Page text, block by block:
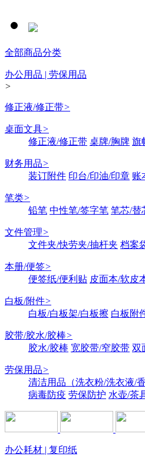
全部商品分类
办公用品 | 劳保用品
>
修正液/修正带>
桌面文具>
修正液/修正带 桌牌/胸牌 旗
财务用品>
装订附件 印台/印油/印章 账
笔类>
铅笔 中性笔/签字笔 笔芯/替
文件管理>
文件夹/快劳夹/抽杆夹 档案
本册/便签>
便签纸/便利贴 皮面本/软皮
白板/附件>
白板/白板架/白板擦 白板附
胶带/胶水/胶棒>
胶水/胶棒 宽胶带/窄胶带 双
劳保用品>
清洁用品（洗衣粉/洗衣液/
病毒防疫 劳保防护 水壶/茶
办公耗材 | 复印纸